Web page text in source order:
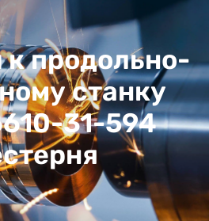
к продольно-
станку
31-594